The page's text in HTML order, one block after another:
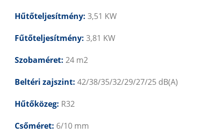
Hűtőteljesítmény: 3,51 KW
Fűtőteljesítmény: 3,81 KW
Szobaméret: 24 m2
Beltéri zajszint: 42/38/35/32/29/27/25 dB(A)
Hűtőközeg: R32
Csőméret: 6/10 mm